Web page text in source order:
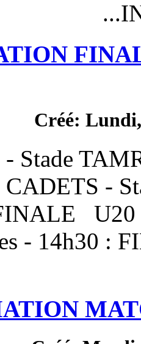
MAI 2017 -
U17
- 09h00 :
Minimes